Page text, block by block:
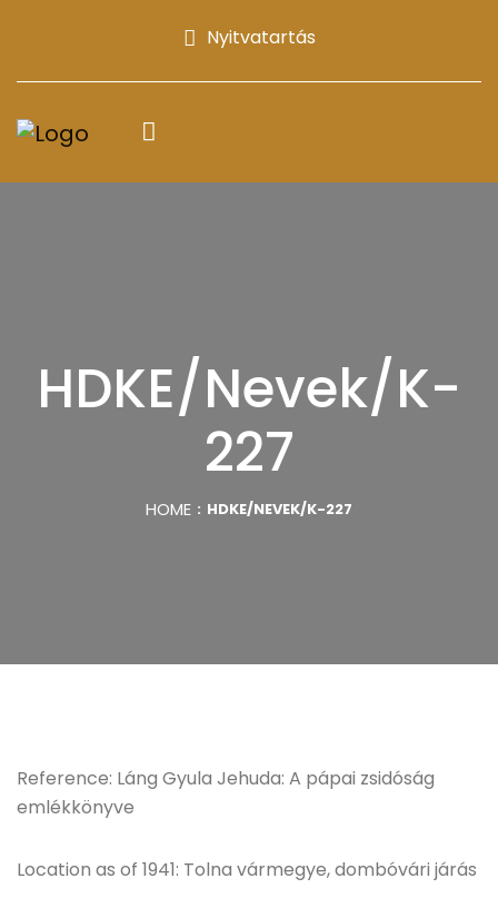
Nyitvatartás
HDKE/Nevek/K-
227
HOME HDKE/NEVEK/K-227
Reference: Láng Gyula Jehuda: A pápai zsidóság
emlékkönyve
Location as of 1941: Tolna vármegye, dombóvári járás